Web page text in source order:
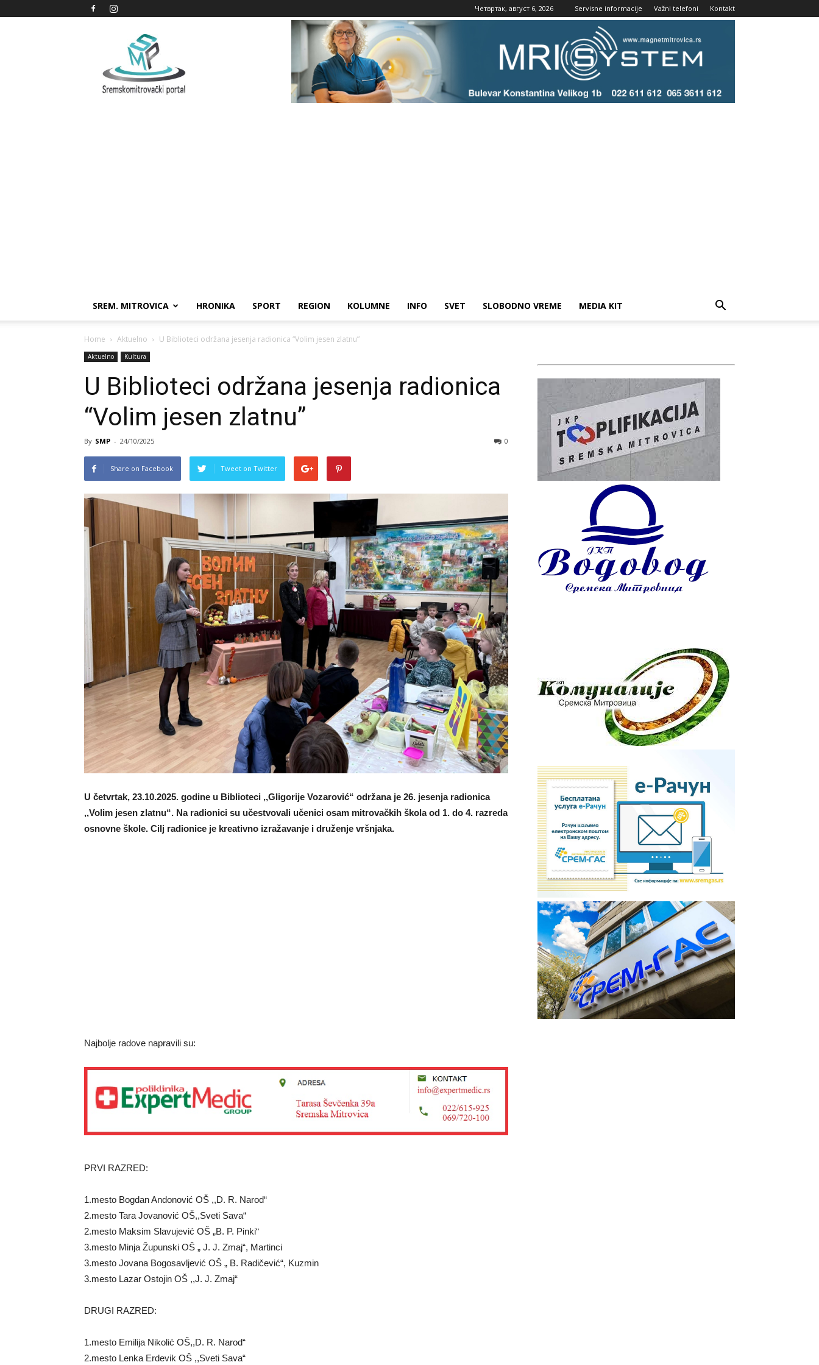
Четвртак, август 6, 2026 Servisne informacije Važni telefoni Kontakt
Sremskomitrovački
portal
SREM. MITROVICA HRONIKA SPORT REGION KOLUMNE INFO SVET SLOBODNO VREME MEDIA KIT
Home Aktuelno U Biblioteci održana jesenja radionica “Volim jesen zlatnu”
Aktuelno Kultura
U Biblioteci održana jesenja radionica
“Volim jesen zlatnu”
By SMP - 24/10/2025 0
Share on Facebook Tweet on Twitter
U četvrtak, 23.10.2025. godine u Biblioteci ,,Gligorije Vozarović“ održana je 26. jesenja radionica
,,Volim jesen zlatnu“. Na radionici su učestvovali učenici osam mitrovačkih škola od 1. do 4. razreda
osnovne škole. Cilj radionice je kreativno izražavanje i druženje vršnjaka.
Najbolje radove napravili su:
PRVI RAZRED:
1.mesto Bogdan Andonović OŠ ,,D. R. Narod“
2.mesto Tara Jovanović OŠ,,Sveti Sava“
2.mesto Maksim Slavujević OŠ „B. P. Pinki“
3.mesto Minja Župunski OŠ „ J. J. Zmaj“, Martinci
3.mesto Jovana Bogosavljević OŠ „ B. Radičević“, Kuzmin
3.mesto Lazar Ostojin OŠ ,,J. J. Zmaj“
DRUGI RAZRED:
1.mesto Emilija Nikolić OŠ,,D. R. Narod“
2.mesto Lenka Erdevik OŠ ,,Sveti Sava“